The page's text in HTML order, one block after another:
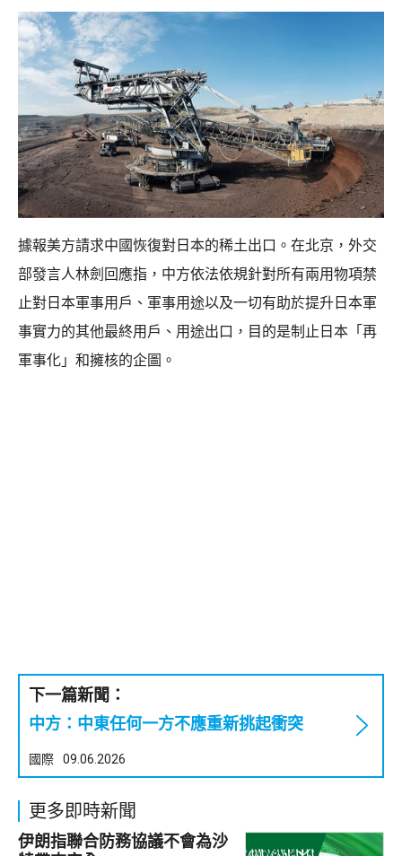
據報美方請求中國恢復對日本的稀土出口。在北京，外交
部發言人林劍回應指，中方依法依規針對所有兩用物項禁
止對日本軍事用戶、軍事用途以及一切有助於提升日本軍
事實力的其他最終用戶、用途出口，目的是制止日本「再
軍事化」和擁核的企圖。
下一篇新聞：
中方：中東任何一方不應重新挑起衝突
國際 09.06.2026
更多即時新聞
伊朗指聯合防務協議不會為沙